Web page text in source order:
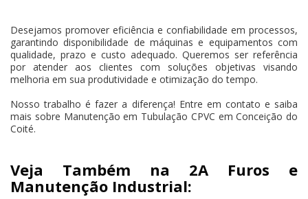
Desejamos promover eficiência e confiabilidade em processos,
garantindo disponibilidade de máquinas e equipamentos com
qualidade, prazo e custo adequado. Queremos ser referência
por atender aos clientes com soluções objetivas visando
melhoria em sua produtividade e otimização do tempo.
Nosso trabalho é fazer a diferença! Entre em contato e saiba
mais sobre Manutenção em Tubulação CPVC em Conceição do
Coité.
Veja Também na 2A Furos e
Manutenção Industrial: